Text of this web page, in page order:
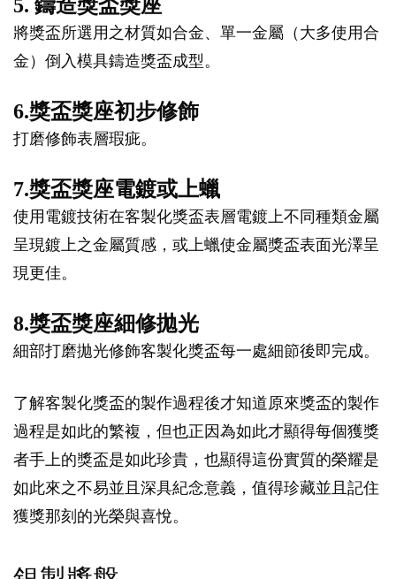
5. 鑄造獎盃獎座
將獎盃所選用之材質如合金、單一金屬（大多使用合
金）倒入模具鑄造獎盃成型。
6.獎盃獎座初步修飾
打磨修飾表層瑕疵。
7.獎盃獎座電鍍或上蠟
使用電鍍技術在客製化獎盃表層電鍍上不同種類金屬
呈現鍍上之金屬質感，或上蠟使金屬獎盃表面光澤呈
現更佳。
8.獎盃獎座細修拋光
細部打磨拋光修飾客製化獎盃每一處細節後即完成。
了解客製化獎盃的製作過程後才知道原來獎盃的製作
過程是如此的繁複，但也正因為如此才顯得每個獲獎
者手上的獎盃是如此珍貴，也顯得這份實質的榮耀是
如此來之不易並且深具紀念意義，值得珍藏並且記住
獲獎那刻的光榮與喜悅。